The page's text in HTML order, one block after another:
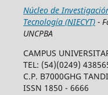
Núcleo de
Tecnología (NIECYT)-
UNCPBA
CAMPUS
TEL: (54)(0249)
C.P. B7000GHG
ISSN 1850 - 6666